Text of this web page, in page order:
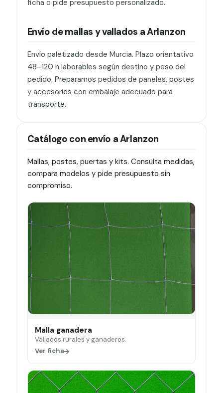
ficha o pide presupuesto personalizado.
Envío de mallas y vallados a Arlanzon
Envío paletizado desde Murcia. Plazo orientativo
48–120 h laborables según destino y peso del
pedido. Preparamos pedidos de paneles, postes
y accesorios con embalaje adecuado para
transporte.
Catálogo con envío a Arlanzon
Mallas, postes, puertas y kits. Consulta medidas,
compara modelos y pide presupuesto sin
compromiso.
Malla ganadera
Vallados rurales y ganaderos.
Ver ficha